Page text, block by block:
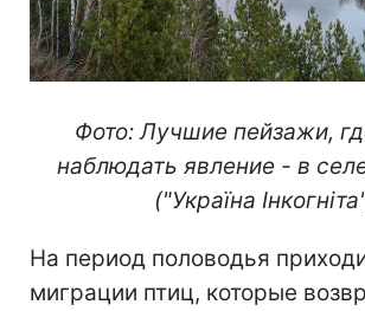
Фото: Лучшие пейзажи,
наблюдать явление - в
("Україна
На период половодья
миграции птиц, которые